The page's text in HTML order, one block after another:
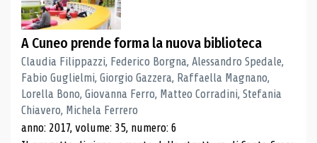
A Cuneo prende forma la nuova biblioteca
Claudia Filippazzi, Federico Borgna, Alessandro Spedale,
Fabio Guglielmi, Giorgio Gazzera, Raffaella Magnano,
Lorella Bono, Giovanna Ferro, Matteo Corradini, Stefania
Chiavero, Michela Ferrero
anno: 2017, volume: 35, numero: 6